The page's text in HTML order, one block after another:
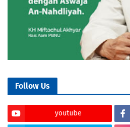
Follow Us
youtube